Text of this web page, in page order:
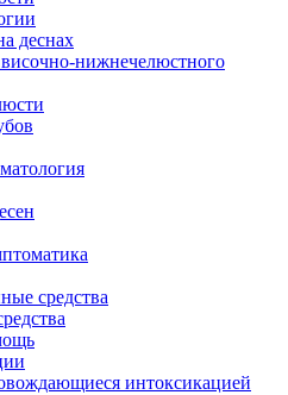
деснах
нижнечелюстного
средства
интоксикацией